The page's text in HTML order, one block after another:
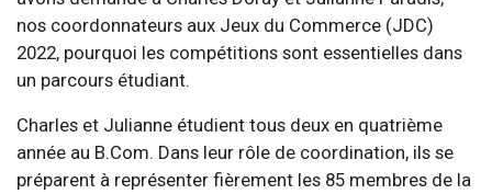
nos coordonnateurs aux Jeux du Commerce (JDC)
2022, pourquoi les compétitions sont essentielles dans
un parcours étudiant.
Charles et Julianne étudient tous deux en quatrième
année au B.Com. Dans leur rôle de coordination, ils se
préparent à représenter fièrement les 85 membres de la